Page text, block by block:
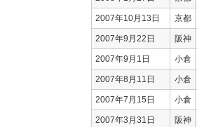
2007年10月13日 京都
2007年9月22日 阪神
2007年9月1日 小倉
2007年8月11日 小倉
2007年7月15日 小倉
2007年3月31日 阪神